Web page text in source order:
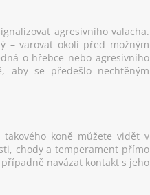
agresivního valacha.
– varovat okolí před možným
o hřebce nebo agresivního
aby se předešlo nechtěným
koně můžete vidět v
chody a temperament přímo
navázat kontakt s jeho